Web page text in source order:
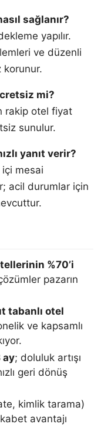
sağlanır?
yapılır.
ve düzenli
korunur.
mi?
rakip otel fiyat
sunulur.
yanıt verir?
mesai
acil durumlar için
%70’i
pazarın
tabanlı otel
ve kapsamlı
ay; doluluk artışı
geri dönüş
kimlik tarama)
avantajı